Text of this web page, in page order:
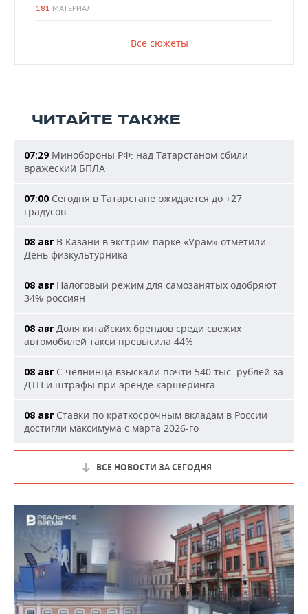
181 МАТЕРИАЛ
Все сюжеты
ЧИТАЙТЕ ТАКЖЕ
07:29 Минобороны РФ: над Татарстаном сбили
вражеский БПЛА
07:00 Сегодня в Татарстане ожидается до +27
градусов
08 авг В Казани в экстрим-парке «Урам» отметили
День физкультурника
08 авг Налоговый режим для самозанятых одобряют
34% россиян
08 авг Доля китайских брендов среди свежих
автомобилей такси превысила 44%
08 авг С челнинца взыскали почти 540 тыс. рублей за
ДТП и штрафы при аренде каршеринга
08 авг Ставки по краткосрочным вкладам в России
достигли максимума с марта 2026-го
ВСЕ НОВОСТИ ЗА СЕГОДНЯ